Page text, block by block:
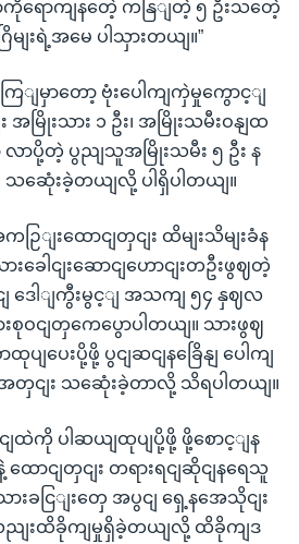
ကိုရောကျနတေဲ့ ကနြျတဲ့ ၅ ဦးသတေဲ့
ျးရဲ့အမေ ပါသှားတယျ။”
ြျမှာတော့ ဗုံးပေါကျကှဲမှုကွောင့ျ
အမြိုးသား ၁ ဦး၊ အမြိုးသမီးဝနျထ
ာ လာပို့တဲ့ ပွညျသူအမြိုးသမီး ၅ ဦး န
း သဆေုံးခဲ့တယျလို့ ပါရှိပါတယျ။
ျးထောငျတှငျး ထိမျးသိမျးခံန
းခေါငျးဆောငျဟောငျးတဦးဖွဈတဲ့
ျ ဒေါျကွီးမွင့ျ အသကျ ၅၄ နှဈလ
စုဝငျတှကေပွောပါတယျ။ သားဖွဈ
ျပေးပို့ဖို့ ပွငျဆငျနခြေိနျ ပေါကျ
တှငျး သဆေုံးခဲ့တာလို့ သိရပါတယျ။
ျထဲကို ပါဆယျထုပျပို့ဖို့ ဖို့စောင့ျန
ထောငျတှငျး တရားရငျဆိုငျနရေသူ
းခငြျးတှေ အပွငျ ရှေ့နအေသိုငျး
ညျးထိခိုကျမှုရှိခဲ့တယျလို့ ထိခိုကျဒ